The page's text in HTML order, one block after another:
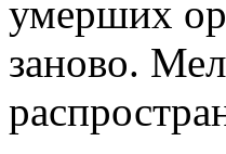
умерших
заново.